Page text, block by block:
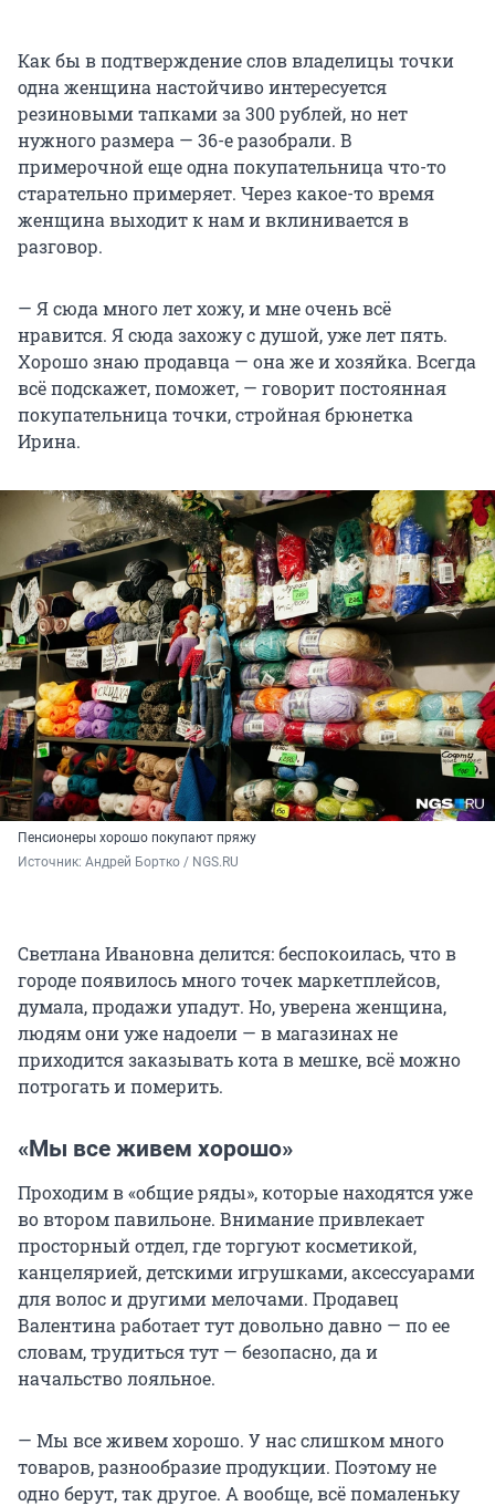
Как бы в подтверждение слов владелицы точки
одна женщина настойчиво интересуется
резиновыми тапками за 300 рублей, но нет
нужного размера — 36-е разобрали. В
примерочной еще одна покупательница что-то
старательно примеряет. Через какое-то время
женщина выходит к нам и вклинивается в
разговор.
— Я сюда много лет хожу, и мне очень всё
нравится. Я сюда захожу с душой, уже лет пять.
Хорошо знаю продавца — она же и хозяйка. Всегда
всё подскажет, поможет, — говорит постоянная
покупательница точки, стройная брюнетка
Ирина.
Пенсионеры хорошо покупают пряжу
Источник: Андрей Бортко / NGS.RU
Светлана Ивановна делится: беспокоилась, что в
городе появилось много точек маркетплейсов,
думала, продажи упадут. Но, уверена женщина,
людям они уже надоели — в магазинах не
приходится заказывать кота в мешке, всё можно
потрогать и померить.
«Мы все живем хорошо»
Проходим в «общие ряды», которые находятся уже
во втором павильоне. Внимание привлекает
просторный отдел, где торгуют косметикой,
канцелярией, детскими игрушками, аксессуарами
для волос и другими мелочами. Продавец
Валентина работает тут довольно давно — по ее
словам, трудиться тут — безопасно, да и
начальство лояльное.
— Мы все живем хорошо. У нас слишком много
товаров, разнообразие продукции. Поэтому не
одно берут, так другое. А вообще, всё помаленьку